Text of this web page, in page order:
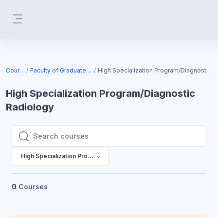
Courses Faculty of Graduate Studies High Specialization Program/Diagnostic Radiology
High Specialization Program/Diagnostic
Radiology
Search courses
Search courses
High Specialization Program/Diagnostic Radiology
0 Courses